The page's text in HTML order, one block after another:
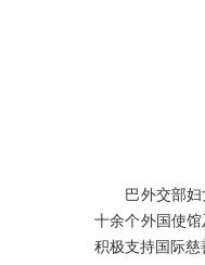
巴外交部妇女
十余个外国使
积极支持国际慈